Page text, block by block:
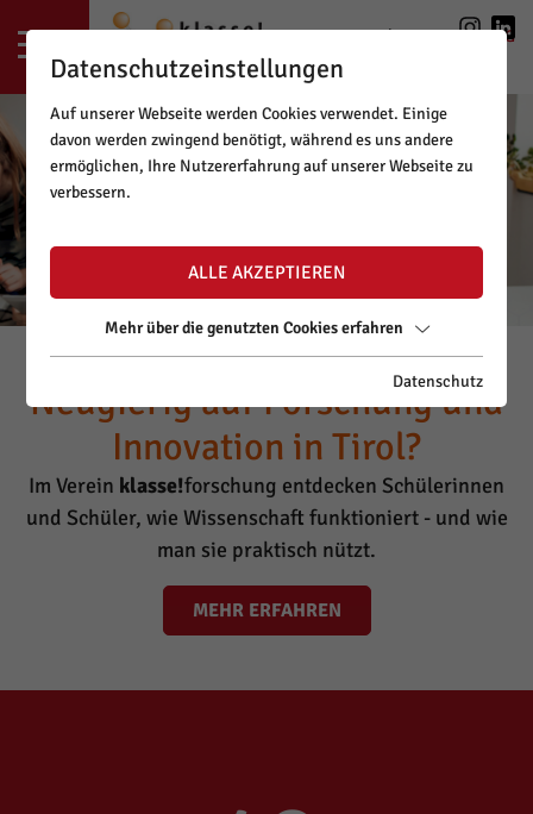
LOGIN|REGISTRIERUNG
Neugierig auf Forschung und
Innovation in Tirol?
Im Verein klasse!forschung entdecken Schülerinnen
und Schüler, wie Wissenschaft funktioniert - und wie
man sie praktisch nützt.
MEHR ERFAHREN
Datenschutzeinstellungen
Auf unserer Webseite werden Cookies verwendet. Einige
davon werden zwingend benötigt, während es uns andere
ermöglichen, Ihre Nutzererfahrung auf unserer Webseite zu
verbessern.
ALLE AKZEPTIEREN
Mehr über die genutzten Cookies erfahren
Datenschutz